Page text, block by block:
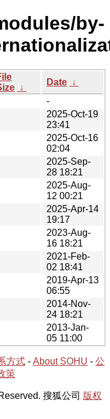
by-
↓
Date ↓
-
2025-Oct-19
23:41
2025-Oct-16
02:04
2025-Sep-
28 18:21
2025-Aug-
12 00:21
2025-Apr-14
19:17
2023-Aug-
16 18:21
2021-Feb-
02 18:41
2019-Apr-13
06:55
2014-Nov-
24 18:21
2013-Jan-
05 11:00
方式 - About SOHU - 公
策
搜狐公司 版权